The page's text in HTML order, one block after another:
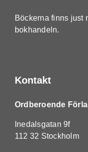
Böckerna finns just
bokhandeln.
Kontakt
Ordberoende
Inedalsgatan 9f
112 32 Stockholm